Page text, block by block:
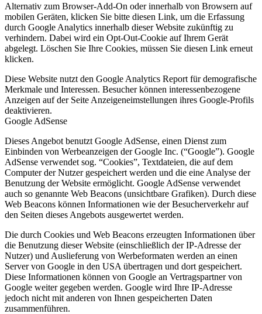
Alternativ zum Browser-Add-On oder innerhalb von Browsern auf
mobilen Geräten, klicken Sie bitte diesen Link, um die Erfassung
durch Google Analytics innerhalb dieser Website zukünftig zu
verhindern. Dabei wird ein Opt-Out-Cookie auf Ihrem Gerät
abgelegt. Löschen Sie Ihre Cookies, müssen Sie diesen Link erneut
klicken.
Diese Website nutzt den Google Analytics Report für demografische
Merkmale und Interessen. Besucher können interessenbezogene
Anzeigen auf der Seite Anzeigeneimstellungen ihres Google-Profils
deaktivieren.
Google AdSense
Dieses Angebot benutzt Google AdSense, einen Dienst zum
Einbinden von Werbeanzeigen der Google Inc. (“Google”). Google
AdSense verwendet sog. “Cookies”, Textdateien, die auf dem
Computer der Nutzer gespeichert werden und die eine Analyse der
Benutzung der Website ermöglicht. Google AdSense verwendet
auch so genannte Web Beacons (unsichtbare Grafiken). Durch diese
Web Beacons können Informationen wie der Besucherverkehr auf
den Seiten dieses Angebots ausgewertet werden.
Die durch Cookies und Web Beacons erzeugten Informationen über
die Benutzung dieser Website (einschließlich der IP-Adresse der
Nutzer) und Auslieferung von Werbeformaten werden an einen
Server von Google in den USA übertragen und dort gespeichert.
Diese Informationen können von Google an Vertragspartner von
Google weiter gegeben werden. Google wird Ihre IP-Adresse
jedoch nicht mit anderen von Ihnen gespeicherten Daten
zusammenführen.